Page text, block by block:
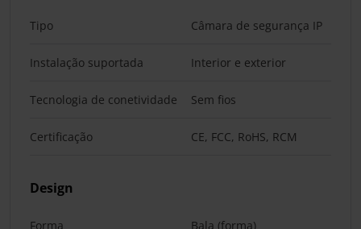
Tipo Câmara de segurança IP
Instalação suportada Interior e exterior
Tecnologia de conetividade Sem fios
Certificação CE, FCC, RoHS, RCM
Design
Forma Bala (forma)